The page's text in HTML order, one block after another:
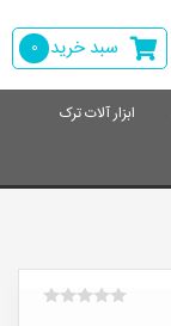
سبد خرید 0
ابزار آلات ترک